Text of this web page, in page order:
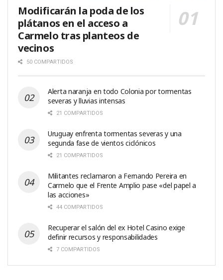
Modificarán la poda de los
plátanos en el acceso a
Carmelo tras planteos de
vecinos
50 COMPARTIDOS
Alerta naranja en todo Colonia por tormentas
severas y lluvias intensas
21 COMPARTIDOS
Uruguay enfrenta tormentas severas y una
segunda fase de vientos ciclónicos
21 COMPARTIDOS
Militantes reclamaron a Fernando Pereira en
Carmelo que el Frente Amplio pase «del papel a
las acciones»
44 COMPARTIDOS
Recuperar el salón del ex Hotel Casino exige
definir recursos y responsabilidades
7 COMPARTIDOS